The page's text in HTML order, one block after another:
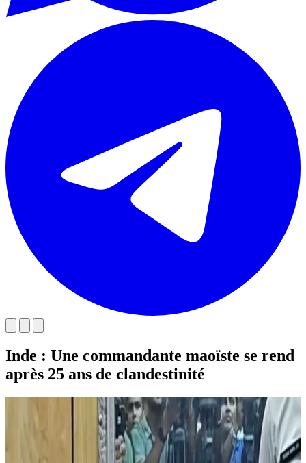
Inde : Une commandante maoïste se rend
après 25 ans de clandestinité